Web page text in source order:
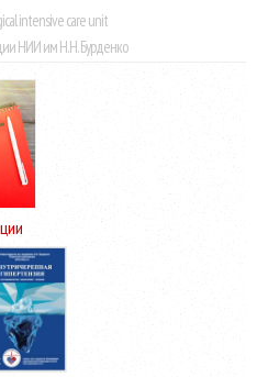
intensive care unit
НИИ им Н.Н. Бурденко